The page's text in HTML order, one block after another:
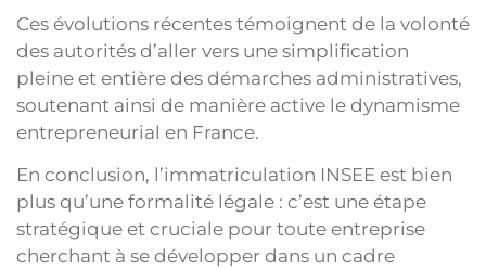
Ces évolutions récentes témoignent de la volonté
des autorités d’aller vers une simplification
pleine et entière des démarches administratives,
soutenant ainsi de manière active le dynamisme
entrepreneurial en France.
En conclusion, l’immatriculation INSEE est bien
plus qu’une formalité légale : c’est une étape
stratégique et cruciale pour toute entreprise
cherchant à se développer dans un cadre